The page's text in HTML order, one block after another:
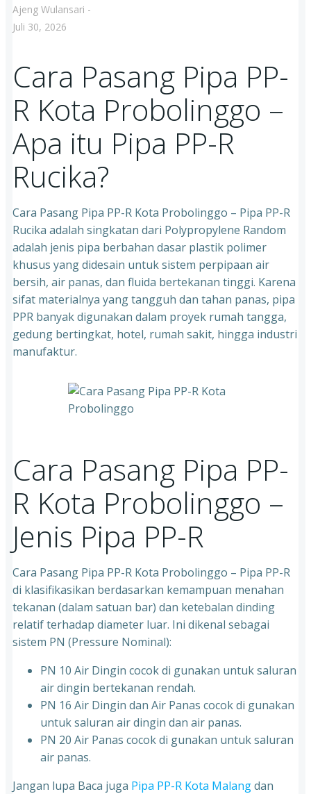
Ajeng Wulansari -
Juli 30, 2026
Cara Pasang Pipa PP-
R Kota Probolinggo –
Apa itu Pipa PP-R
Rucika?
Cara Pasang Pipa PP-R Kota Probolinggo – Pipa PP-R
Rucika adalah singkatan dari Polypropylene Random
adalah jenis pipa berbahan dasar plastik polimer
khusus yang didesain untuk sistem perpipaan air
bersih, air panas, dan fluida bertekanan tinggi. Karena
sifat materialnya yang tangguh dan tahan panas, pipa
PPR banyak digunakan dalam proyek rumah tangga,
gedung bertingkat, hotel, rumah sakit, hingga industri
manufaktur.
Cara Pasang Pipa PP-
R Kota Probolinggo –
Jenis Pipa PP-R
Cara Pasang Pipa PP-R Kota Probolinggo – Pipa PP-R
di klasifikasikan berdasarkan kemampuan menahan
tekanan (dalam satuan bar) dan ketebalan dinding
relatif terhadap diameter luar. Ini dikenal sebagai
sistem PN (Pressure Nominal):
PN 10 Air Dingin cocok di gunakan untuk saluran
air dingin bertekanan rendah.
PN 16 Air Dingin dan Air Panas cocok di gunakan
untuk saluran air dingin dan air panas.
PN 20 Air Panas cocok di gunakan untuk saluran
air panas.
Jangan lupa Baca juga Pipa PP-R Kota Malangdan